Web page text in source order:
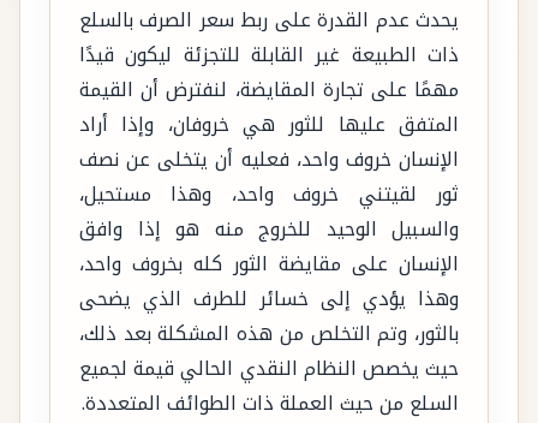
يحدث عدم القدرة على ربط سعر الصرف بالسلع
ذات الطبيعة غير القابلة للتجزئة ليكون قيدًا
مهمًا على تجارة المقايضة، لنفترض أن القيمة
المتفق عليها للثور هي خروفان، وإذا أراد
الإنسان خروف واحد، فعليه أن يتخلى عن نصف
ثور لقيتني خروف واحد، وهذا مستحيل،
والسبيل الوحيد للخروج منه هو إذا وافق
الإنسان على مقايضة الثور كله بخروف واحد،
وهذا يؤدي إلى خسائر للطرف الذي يضحى
بالثور، وتم التخلص من هذه المشكلة بعد ذلك،
حيث يخصص النظام النقدي الحالي قيمة لجميع
السلع من حيث العملة ذات الطوائف المتعددة.